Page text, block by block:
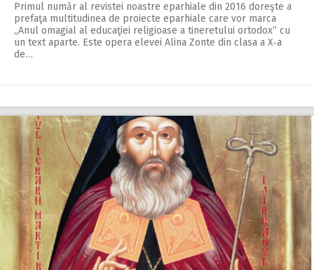
Primul număr al revistei noastre eparhiale din 2016 doreşte a
prefaţa multitudinea de proiecte eparhiale care vor marca
„Anul omagial al educaţiei religioase a tineretului ortodox” cu
un text aparte. Este opera elevei Alina Zonte din clasa a X‑a
de…